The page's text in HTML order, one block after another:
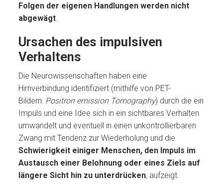
Folgen der eigenen Handlungen werden nicht
abgewägt.
Ursachen des impulsiven
Verhaltens
Die Neurowissenschaften haben eine
Hirnverbindung identifiziert (mithilfe von PET-
Bildern: Positron emission Tomography) durch die ein
Impuls und eine Idee sich in ein sichtbares Verhalten
umwandelt und eventuell in einen unkontrollierbaren
Zwang mit Tendenz zur Wiederholung und die
Schwierigkeit einiger Menschen, den Impuls im
Austausch einer Belohnung oder eines Ziels auf
längere Sicht hin zu unterdrücken, aufzeigt.